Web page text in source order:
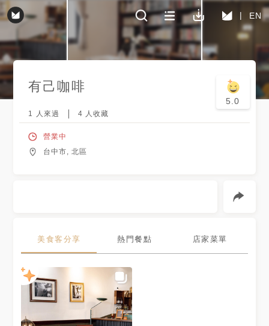
EN
有己咖啡
5.0
1 人來過 4 人收藏
營業中
台中市, 北區
美食客分享 熱門餐點 店家菜單